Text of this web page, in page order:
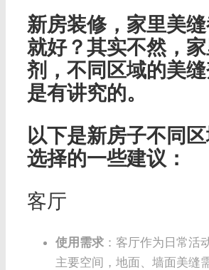
新房装修，家里美
就好？其实不然，
剂，不同区域的美
是有讲究的。
以下是新房子不同
选择的一些建议：
客厅
使用需求 ：客厅作为日常活
主要空间，地面、墙面美缝